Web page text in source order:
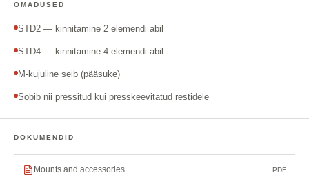
OMADUSED
STD2 — kinnitamine 2 elemendi abil
STD4 — kinnitamine 4 elemendi abil
M-kujuline seib (pääsuke)
Sobib nii pressitud kui presskeevitatud restidele
DOKUMENDID
Mounts and accessories PDF